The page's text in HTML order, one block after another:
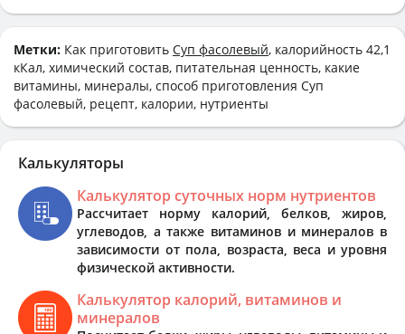
Метки: Как приготовить Суп фасолевый, калорийность 42,1
кКал, химический состав, питательная ценность, какие
витамины, минералы, способ приготовления Суп
фасолевый, рецепт, калории, нутриенты
Калькуляторы
Калькулятор суточных норм нутриентов
Рассчитает норму калорий, белков, жиров,
углеводов, а также витаминов и минералов в
зависимости от пола, возраста, веса и уровня
физической активности.
Калькулятор калорий, витаминов и
минералов